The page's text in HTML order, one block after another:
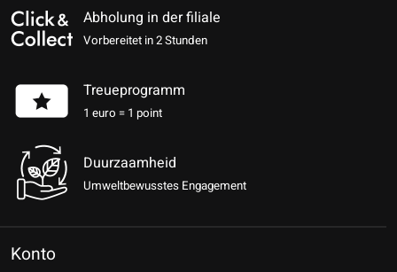
Abholung in der filiale
Vorbereitet in 2 Stunden
Treueprogramm
1 euro = 1 point
Duurzaamheid
Umweltbewusstes Engagement
Konto